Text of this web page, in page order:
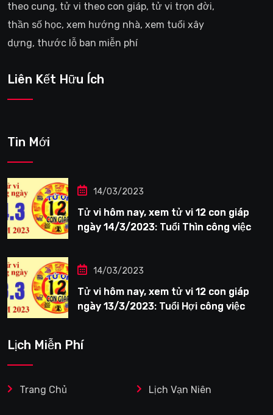
theo cung, tử vi theo con giáp, tử vi trọn đời,
thần số học, xem hướng nhà, xem tuổi xây
dựng, thước lỗ ban miễn phí
Liên Kết Hữu Ích
Tin Mới
14/03/2023
Tử vi hôm nay, xem tử vi 12 con giáp
ngày 14/3/2023: Tuổi Thìn công việc
14/03/2023
Tử vi hôm nay, xem tử vi 12 con giáp
ngày 13/3/2023: Tuổi Hợi công việc
Lịch Miễn Phí
Trang Chủ Lịch Vạn Niên